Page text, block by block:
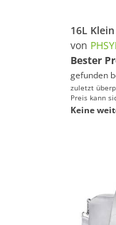
von
Bester
gefunden
zuletzt
Preis kann
Keine